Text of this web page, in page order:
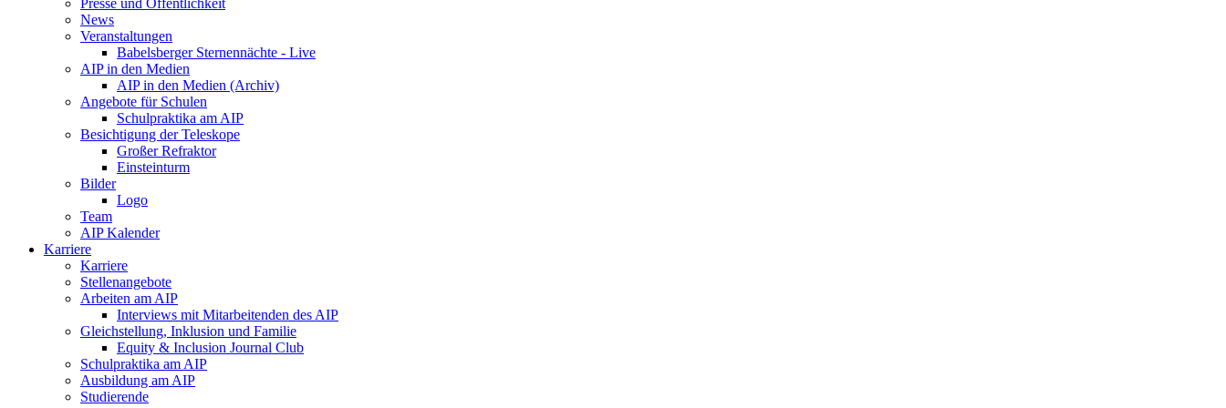
Presse und Öffentlichkeit
News
Veranstaltungen
Babelsberger Sternennächte - Live
AIP in den Medien
AIP in den Medien (Archiv)
Angebote für Schulen
Schulpraktika am AIP
Besichtigung der Teleskope
Großer Refraktor
Einsteinturm
Bilder
Logo
Team
AIP Kalender
Karriere
Karriere
Stellenangebote
Arbeiten am AIP
Interviews mit Mitarbeitenden des AIP
Gleichstellung, Inklusion und Familie
Equity & Inclusion Journal Club
Schulpraktika am AIP
Ausbildung am AIP
Studierende